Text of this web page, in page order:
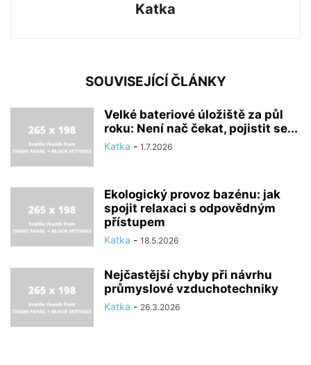
Katka
SOUVISEJÍCÍ ČLÁNKY
Velké bateriové úložiště za půl
roku: Není nač čekat, pojistit se...
Katka - 1.7.2026
Ekologický provoz bazénu: jak
spojit relaxaci s odpovědným
přístupem
Katka - 18.5.2026
Nejčastější chyby při návrhu
průmyslové vzduchotechniky
Katka - 26.3.2026